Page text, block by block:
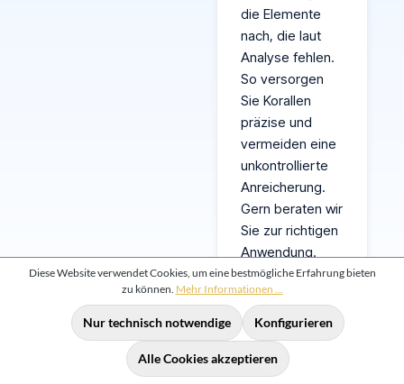
die Elemente
nach, die laut
Analyse fehlen.
So versorgen
Sie Korallen
präzise und
vermeiden eine
unkontrollierte
Anreicherung.
Gern beraten wir
Sie zur richtigen
Anwendung.
Wie
dosiere
ich die
Diese Website verwendet Cookies, um eine bestmögliche Erfahrung bieten
zu können. Mehr Informationen ...
Nur technisch notwendige Konfigurieren
Alle Cookies akzeptieren